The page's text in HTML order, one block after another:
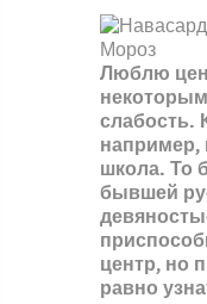
Люблю
слабость.
например,
школа. То
бывшей
центр, но
равно